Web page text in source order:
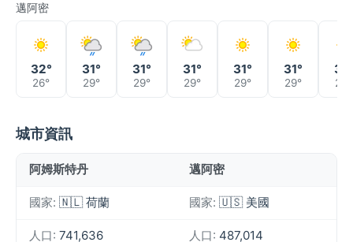
邁阿密
32°
26°
31°
29°
31°
29°
31°
29°
31°
29°
31°
29°
31°
29°
城市資訊
阿姆斯特丹 邁阿密
國家: 🇳🇱 荷蘭 國家: 🇺🇸 美國
人口: 741,636 人口: 487,014